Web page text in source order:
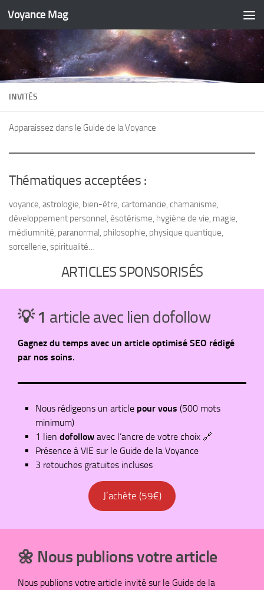
Skip to content
Voyance Mag
INVITÉS
Apparaissez dans le Guide de la Voyance
Thématiques acceptées :
voyance, astrologie, bien-être, cartomancie, chamanisme,
développement personnel, ésotérisme, hygiène de vie, magie,
médiumnité, paranormal, philosophie, physique quantique,
sorcellerie, spiritualité…
ARTICLES SPONSORISÉS
💡 1 article avec lien dofollow
Gagnez du temps avec un article optimisé SEO rédigé
par nos soins.
Nous rédigeons un article pour vous (500 mots
minimum)
1 lien dofollow avec l’ancre de votre choix 🔗
Présence à VIE sur le Guide de la Voyance
3 retouches gratuites incluses
J’achète (59€)
🌼 Nous publions votre article
Nous publions votre article invité sur le Guide de la